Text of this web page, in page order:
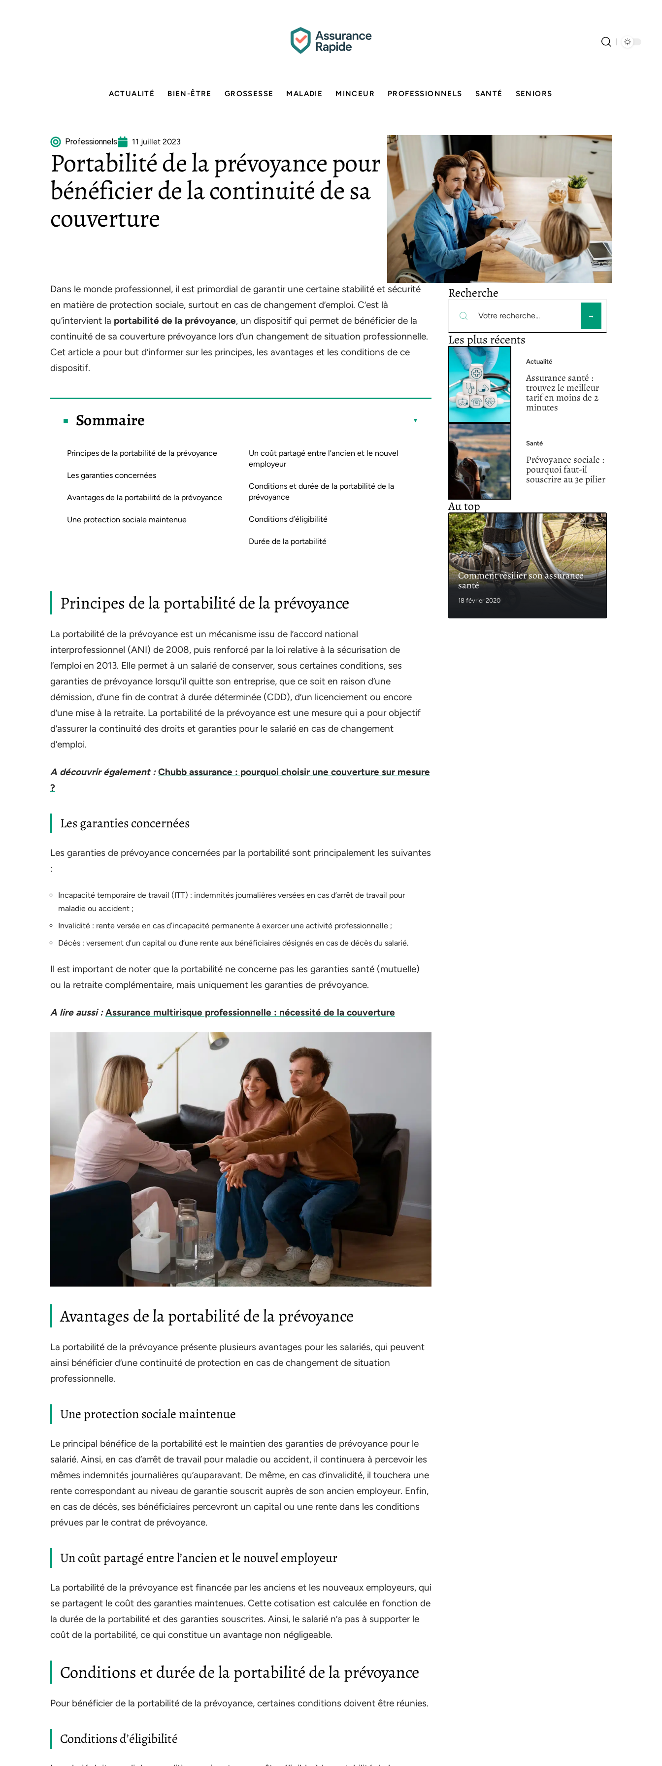
ACTUALITÉ BIEN-ÊTRE GROSSESSE MALADIE MINCEUR PROFESSIONNELS SANTÉ SENIORS
Professionnels 11 juillet 2023
Portabilité de la prévoyance pour
bénéficier de la continuité de sa
couverture
Dans le monde professionnel, il est primordial de garantir une certaine stabilité et sécurité
en matière de protection sociale, surtout en cas de changement d’emploi. C’est là
qu’intervient la portabilité de la prévoyance, un dispositif qui permet de bénéficier de la
continuité de sa couverture prévoyance lors d’un changement de situation professionnelle.
Cet article a pour but d’informer sur les principes, les avantages et les conditions de ce
dispositif.
Sommaire
Principes de la portabilité de la prévoyance
Les garanties concernées
Avantages de la portabilité de la prévoyance
Une protection sociale maintenue
Un coût partagé entre l’ancien et le nouvel
employeur
Conditions et durée de la portabilité de la
prévoyance
Conditions d’éligibilité
Durée de la portabilité
Principes de la portabilité de la prévoyance
La portabilité de la prévoyance est un mécanisme issu de l’accord national
interprofessionnel (ANI) de 2008, puis renforcé par la loi relative à la sécurisation de
l’emploi en 2013. Elle permet à un salarié de conserver, sous certaines conditions, ses
garanties de prévoyance lorsqu’il quitte son entreprise, que ce soit en raison d’une
démission, d’une fin de contrat à durée déterminée (CDD), d’un licenciement ou encore
d’une mise à la retraite. La portabilité de la prévoyance est une mesure qui a pour objectif
d’assurer la continuité des droits et garanties pour le salarié en cas de changement
d’emploi.
A découvrir également : Chubb assurance : pourquoi choisir une couverture sur mesure
?
Les garanties concernées
Les garanties de prévoyance concernées par la portabilité sont principalement les suivantes
:
Incapacité temporaire de travail (ITT) : indemnités journalières versées en cas d’arrêt de travail pour
maladie ou accident ;
Invalidité : rente versée en cas d’incapacité permanente à exercer une activité professionnelle ;
Décès : versement d’un capital ou d’une rente aux bénéficiaires désignés en cas de décès du salarié.
Il est important de noter que la portabilité ne concerne pas les garanties santé (mutuelle)
ou la retraite complémentaire, mais uniquement les garanties de prévoyance.
A lire aussi : Assurance multirisque professionnelle : nécessité de la couverture
Avantages de la portabilité de la prévoyance
La portabilité de la prévoyance présente plusieurs avantages pour les salariés, qui peuvent
ainsi bénéficier d’une continuité de protection en cas de changement de situation
professionnelle.
Une protection sociale maintenue
Le principal bénéfice de la portabilité est le maintien des garanties de prévoyance pour le
salarié. Ainsi, en cas d’arrêt de travail pour maladie ou accident, il continuera à percevoir les
mêmes indemnités journalières qu’auparavant. De même, en cas d’invalidité, il touchera une
rente correspondant au niveau de garantie souscrit auprès de son ancien employeur. Enfin,
en cas de décès, ses bénéficiaires percevront un capital ou une rente dans les conditions
prévues par le contrat de prévoyance.
Un coût partagé entre l’ancien et le nouvel employeur
La portabilité de la prévoyance est financée par les anciens et les nouveaux employeurs, qui
se partagent le coût des garanties maintenues. Cette cotisation est calculée en fonction de
la durée de la portabilité et des garanties souscrites. Ainsi, le salarié n’a pas à supporter le
coût de la portabilité, ce qui constitue un avantage non négligeable.
Conditions et durée de la portabilité de la prévoyance
Pour bénéficier de la portabilité de la prévoyance, certaines conditions doivent être réunies.
Conditions d’éligibilité
Recherche
Les plus récents
Actualité
Assurance santé :
trouvez le meilleur
tarif en moins de 2
minutes
Santé
Prévoyance sociale :
pourquoi faut-il
souscrire au 3e pilier
Au top
Comment résilier son assurance
santé
18 février 2020